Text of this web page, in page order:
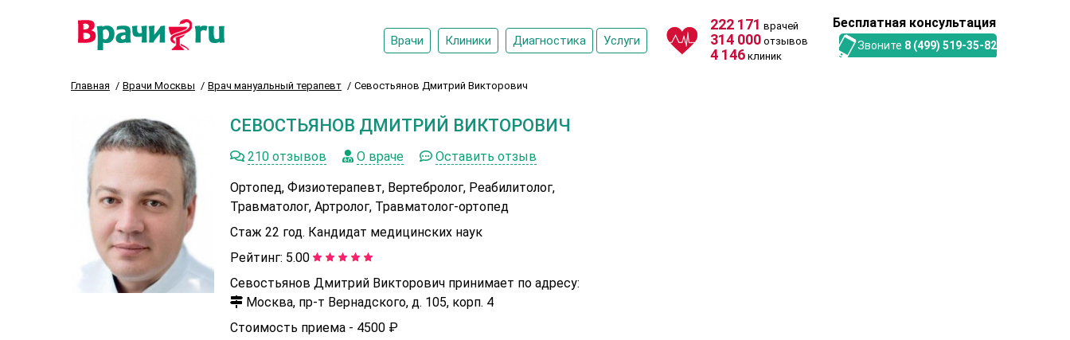
Врачи Клиники Диагностика Услуги
222 171 врачей
314 000 отзывов
4 146 клиник
Бесплатная консультация
Звоните 8 (499) 519-35-82
Главная Врачи Москвы Врач мануальный терапевт Севостьянов Дмитрий Викторович
СЕВОСТЬЯНОВ ДМИТРИЙ ВИКТОРОВИЧ
210 отзывов О враче Оставить отзыв
Ортопед, Физиотерапевт, Вертебролог, Реабилитолог,
Травматолог, Артролог, Травматолог-ортопед
Стаж 22 год. Кандидат медицинских наук
Рейтинг: 5.00
Севостьянов Дмитрий Викторович принимает по адресу:
Москва, пр-т Вернадского, д. 105, корп. 4
Стоимость приема - 4500 ₽